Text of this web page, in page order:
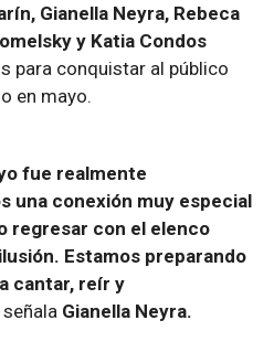
Gianella Neyra, Rebeca
y Katia Condos
para conquistar al público
en mayo.
fue realmente
una conexión muy especial
regresar con el elenco
Estamos preparando
cantar, reír y
señala Gianella Neyra.